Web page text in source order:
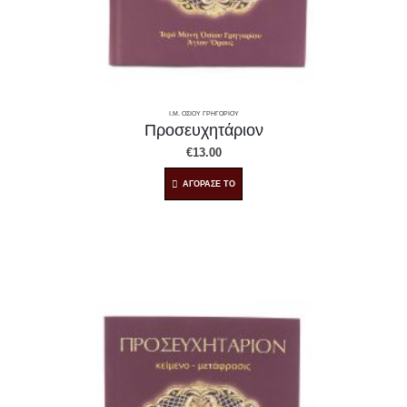
Ι.Μ. ΟΣΙΟΥ ΓΡΗΓΟΡΙΟΥ
Προσευχητάριον
€13.00
ΑΓΟΡΑΣΕ ΤΟ